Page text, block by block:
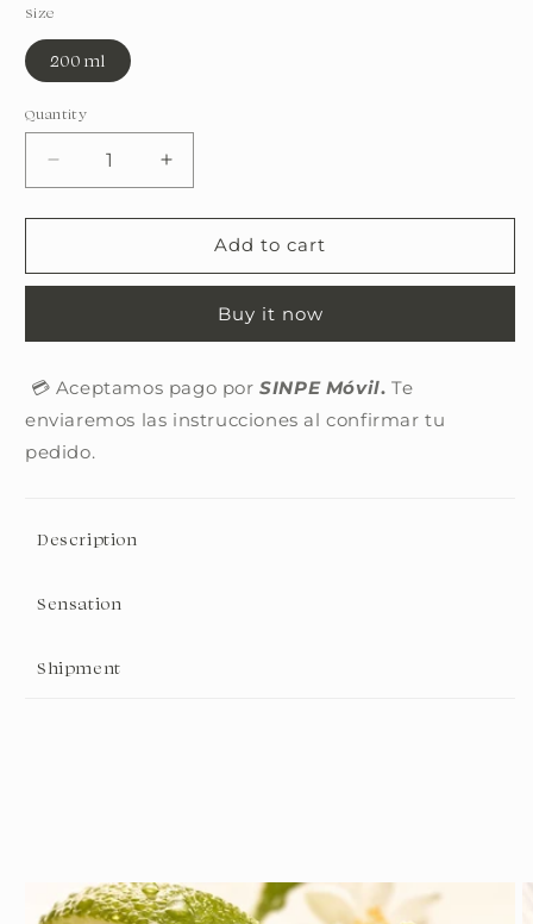
Size
200 ml
Quantity
Quantity
Decrease
quantity
for
&amp;
fragrance
Increase
quantity
for
Fresh
&amp;
fragrance
Add to cart
Buy it now
💳 Aceptamos pago porSINPE Móvil.Te
enviaremos las instrucciones al confirmar tu
pedido.
Description
Sensation
Shipment